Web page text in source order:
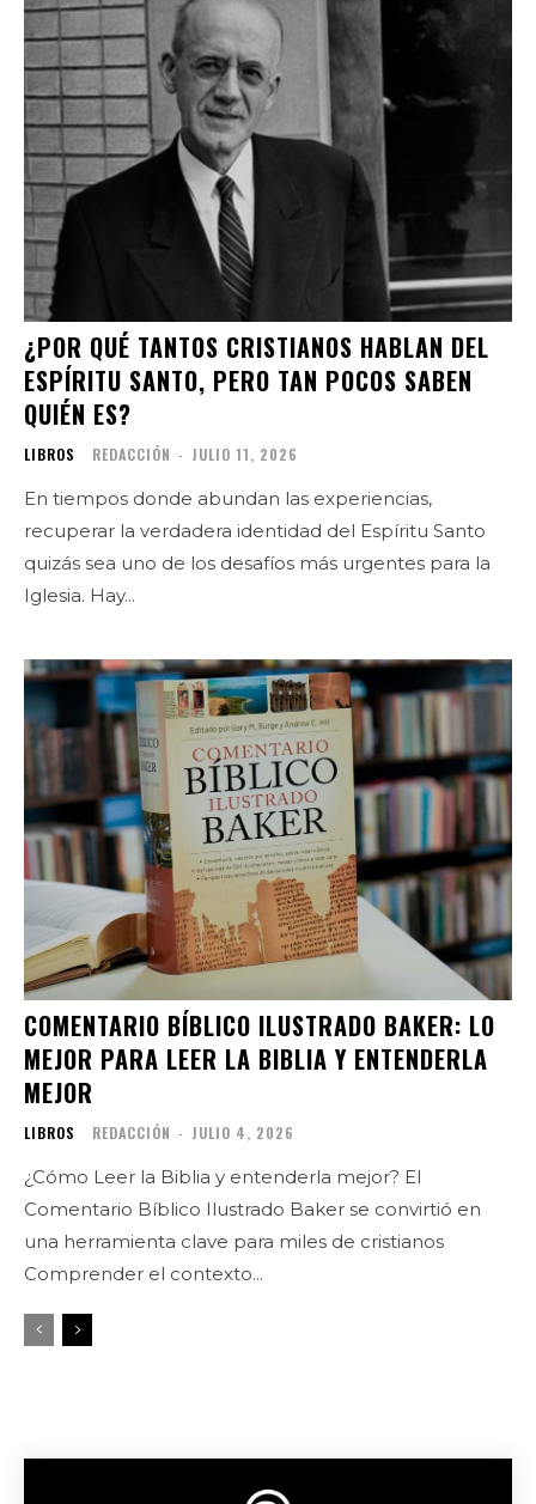
¿POR QUÉ TANTOS CRISTIANOS HABLAN DEL
ESPÍRITU SANTO, PERO TAN POCOS SABEN
QUIÉN ES?
LIBROS REDACCIÓN - JULIO 11, 2026
En tiempos donde abundan las experiencias,
recuperar la verdadera identidad del Espíritu Santo
quizás sea uno de los desafíos más urgentes para la
Iglesia. Hay...
COMENTARIO BÍBLICO ILUSTRADO BAKER: LO
MEJOR PARA LEER LA BIBLIA Y ENTENDERLA
MEJOR
LIBROS REDACCIÓN - JULIO 4, 2026
¿Cómo Leer la Biblia y entenderla mejor? El
Comentario Bíblico Ilustrado Baker se convirtió en
una herramienta clave para miles de cristianos
Comprender el contexto...